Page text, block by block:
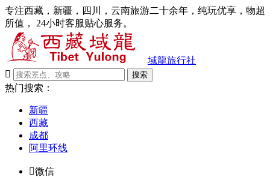
专注西藏，新疆，四川，云南旅游二十余年，纯玩优享，物超
所值， 24小时客服贴心服务。
域龍旅行社

搜索
热门搜索：
新疆
西藏
成都
阿里环线
微信